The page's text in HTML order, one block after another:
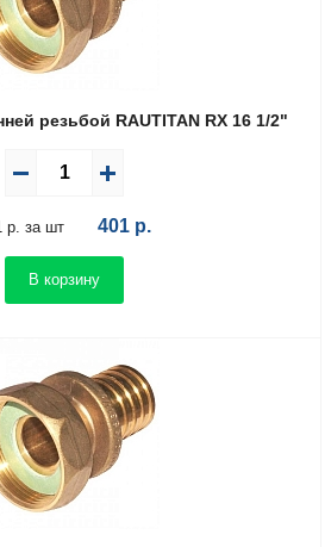
резьбой RAUTITAN RX 16 1/2"
р. за шт 401 р.
В корзину